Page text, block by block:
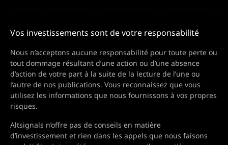
Vos investissements sont de votre responsabilité
Nous n’acceptons aucune responsabilité pour toute perte ou
tout dommage résultant d’une action ou d’une absence
d’action de votre part à la suite de la lecture de l’une ou
l’autre de nos publications. Vous reconnaissez que vous
utilisez les informations que nous fournissons à vos propres
risques.
Altsignals n’offre pas de conseils en matière
d’investissement et rien dans les appels que nous faisons